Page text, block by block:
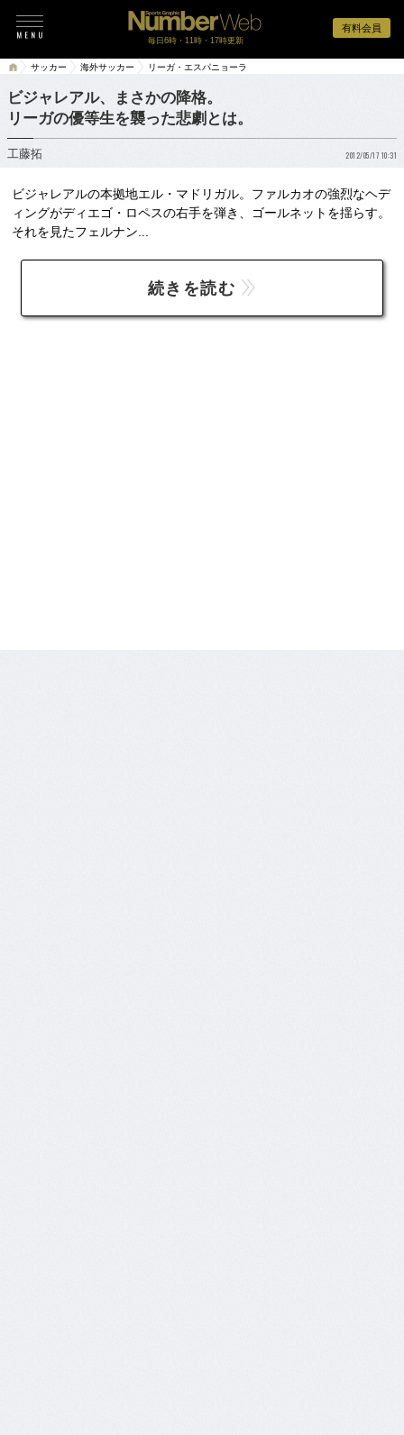
有料会員
毎日6時・11時・17時更新
サッカー 海外サッカー リーガ・エスパニョーラ
ビジャレアル、まさかの降格。
リーガの優等生を襲った悲劇とは。
工藤拓 2012/05/17 10:31
ビジャレアルの本拠地エル・マドリガル。ファルカオの強烈なヘデ
ィングがディエゴ・ロペスの右手を弾き、ゴールネットを揺らす。
それを見たフェルナン...
続きを読む